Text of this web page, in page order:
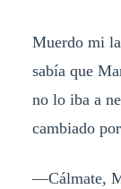
Muerdo mi
sabía que
no lo iba a
cambiado
—Cálmate,